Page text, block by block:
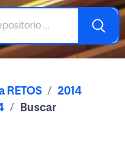
RETOS
2014
Buscar